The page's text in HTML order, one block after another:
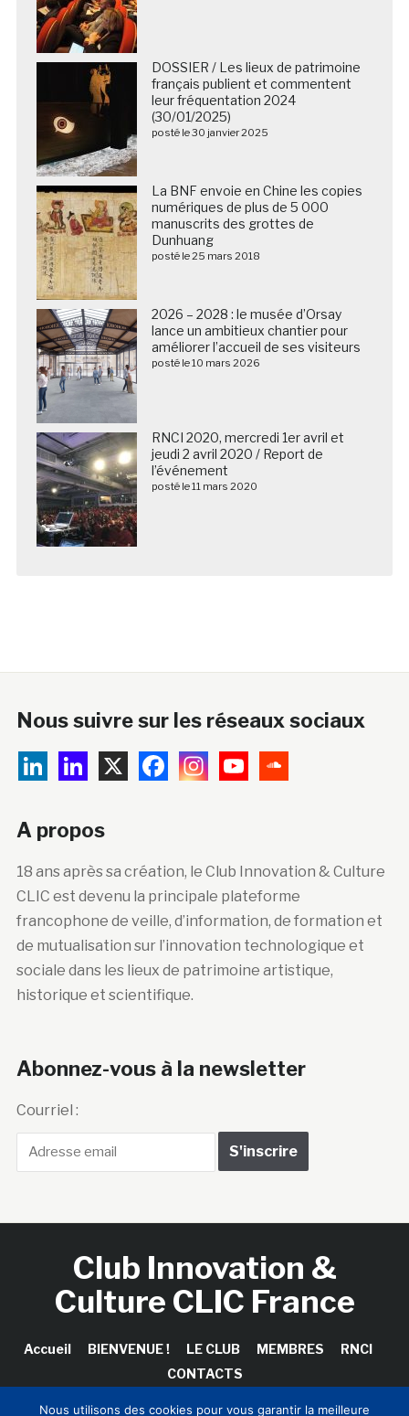
DOSSIER / Les lieux de patrimoine
français publient et commentent
leur fréquentation 2024
(30/01/2025)
posté le 30 janvier 2025
La BNF envoie en Chine les copies
numériques de plus de 5 000
manuscrits des grottes de
Dunhuang
posté le 25 mars 2018
2026 – 2028 : le musée d’Orsay
lance un ambitieux chantier pour
améliorer l’accueil de ses visiteurs
posté le 10 mars 2026
RNCI 2020, mercredi 1er avril et
jeudi 2 avril 2020 / Report de
l’événement
posté le 11 mars 2020
Nous suivre sur les réseaux sociaux
A propos
18 ans après sa création, le Club Innovation & Culture
CLIC est devenu la principale plateforme
francophone de veille, d’information, de formation et
de mutualisation sur l’innovation technologique et
sociale dans les lieux de patrimoine artistique,
historique et scientifique.
Abonnez-vous à la newsletter
Courriel :
Club Innovation &
Culture CLIC France
Accueil BIENVENUE ! LE CLUB MEMBRES
RNCI
CONTACTS
Nous utilisons des cookies pour vous garantir la meilleure